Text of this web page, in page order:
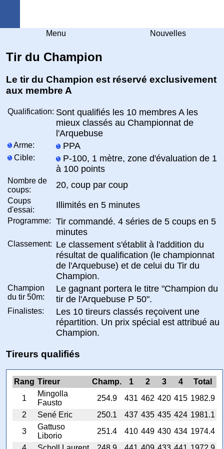
Menu Nouvelles
Tir du Champion
Le tir du Champion est réservé exclusivement
aux membre A
Qualification: Sont qualifiés les 10 membres A les
mieux classés au Championnat de
l'Arquebuse
Arme: PPA
Cible:
P-100, 1 mètre, zone d'évaluation de 1
à 100 points
Nombre de
coups:
20, coup par coup
Coups
d'essai:
Illimités en 5 minutes
Programme:
Tir commandé. 4 séries de 5 coups en 5
minutes
Classement: Le classement s'établit à l'addition du
résultat de qualification (le championnat
de l'Arquebuse) et de celui du Tir du
Champion.
Champion
du tir 50m:
Le gagnant portera le titre "Champion du
tir de l'Arquebuse P 50".
Finalistes:
Les 10 tireurs classés reçoivent une
répartition. Un prix spécial est attribué au
Champion.
Tireurs qualifiés
Rang Tireur Champ. 1 2 3 4
Total
1
Mingolla
Fausto
254.9 431 462 420 415 1982.9
2
Sené Eric 250.1 437 435 435 424 1981.1
3
Gattuso
Liborio
251.4 410 449 430 434 1974.4